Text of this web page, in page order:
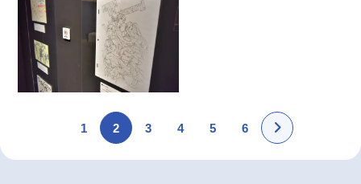
1 2 3 4 5 6